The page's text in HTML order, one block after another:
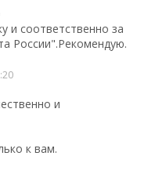
и соответственно за
России".Рекомендую.
и
к вам.